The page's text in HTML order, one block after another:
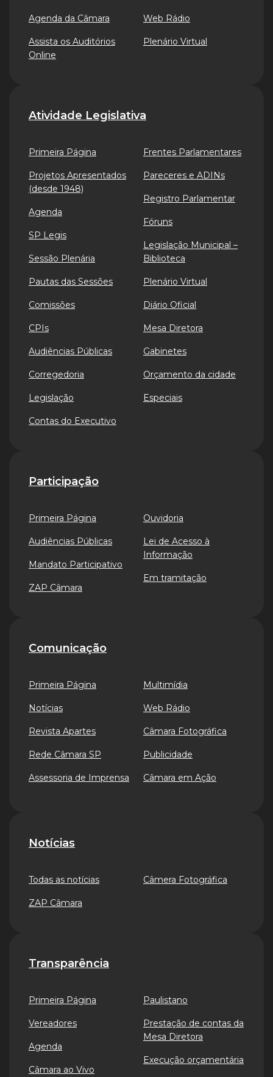
Agenda da Câmara
Assista os Auditórios
Online
Web Rádio
Plenário Virtual
Atividade Legislativa
Primeira Página
Projetos Apresentados
(desde 1948)
Agenda
SP Legis
Sessão Plenária
Pautas das Sessões
Comissões
CPIs
Audiências Públicas
Corregedoria
Legislação
Contas do Executivo
Frentes Parlamentares
Pareceres e ADINs
Registro Parlamentar
Fóruns
Legislação Municipal –
Biblioteca
Plenário Virtual
Diário Oficial
Mesa Diretora
Gabinetes
Orçamento da cidade
Especiais
Participação
Primeira Página
Audiências Públicas
Mandato Participativo
ZAP Câmara
Ouvidoria
Lei de Acesso à
Informação
Em tramitação
Comunicação
Primeira Página
Notícias
Revista Apartes
Rede Câmara SP
Assessoria de Imprensa
Multimídia
Web Rádio
Câmara Fotográfica
Publicidade
Câmara em Ação
Notícias
Todas as notícias
ZAP Câmara
Câmera Fotográfica
Transparência
Primeira Página
Vereadores
Agenda
Câmara ao Vivo
Paulistano
Prestação de contas da
Mesa Diretora
Execução orçamentária